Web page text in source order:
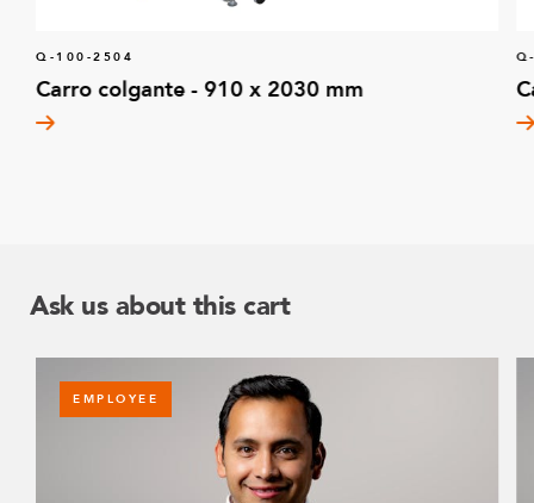
Q-100-2504
Carro colgante - 910 x 2030 mm
Ask us about this cart
EMPLOYEE